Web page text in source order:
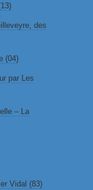
des
(04)
par Les
– La
Vidal (83)